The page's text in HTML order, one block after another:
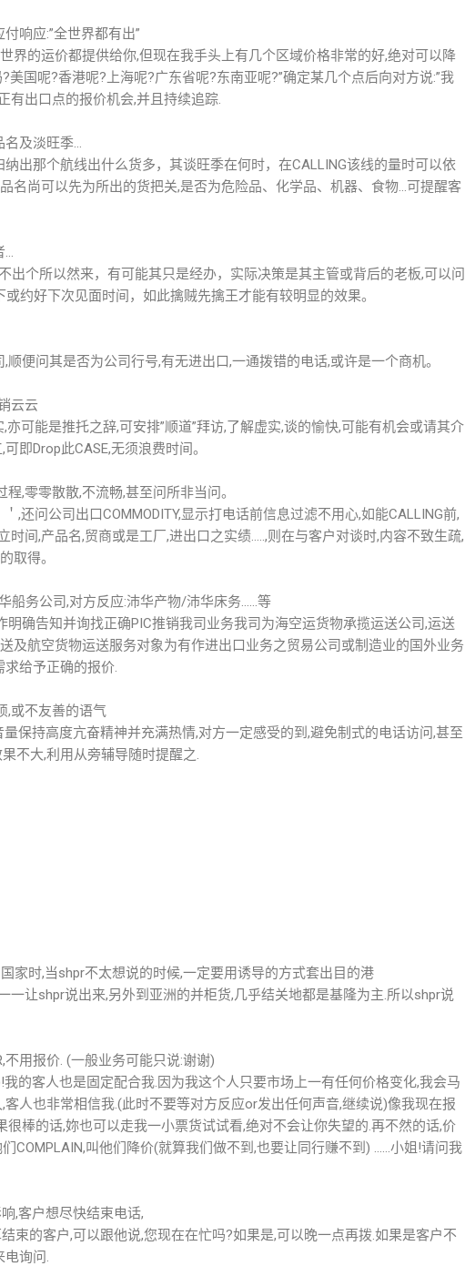
响应:”全世界都有出”
界的运价都提供给你,但现在我手头上有几个区域价格非常的好,绝对可以降
国呢?香港呢?上海呢?广东省呢?东南亚呢?”确定某几个点后向对方说:”我
有出口点的报价机会,并且持续追踪.
名及淡旺季…
出那个航线出什么货多，其谈旺季在何时，在CALLING该线的量时可以依
名尚可以先为所出的货把关,是否为危险品、化学品、机器、食物…可提醒客
…
出个所以然来，有可能其只是经办，实际决策是其主管或背后的老板,可以问
约好下次见面时间，如此擒贼先擒王才能有较明显的效果。
便问其是否为公司行号,有无进出口,一通拨错的电话,或许是一个商机。
云云
亦可能是推托之辞,可安排”顺道”拜访,了解虚实,谈的愉快,可能有机会或请其介
即Drop此CASE,无须浪费时间。
,零零散散,不流畅,甚至问所非当问。
,还问公司出口COMMODITY,显示打电话前信息过滤不用心,如能CALLING前,
时间,产品名,贸商或是工厂,进出口之实绩…..,则在与客户对谈时,内容不致生疏,
取得。
船务公司,对方反应:沛华产物/沛华床务……等
明确告知并询找正确PIC推销我司业务我司为海空运货物承揽运送公司,运送
及航空货物运送服务对象为有作进出口业务之贸易公司或制造业的国外业务
求给予正确的报价.
,或不友善的语气
保持高度亢奋精神并充满热情,对方一定感受的到,避免制式的电话访问,甚至
不大,利用从旁辅导随时提醒之.
家时,当shpr不太想说的时候,一定要用诱导的方式套出目的港
一让shpr说出来,另外到亚洲的并柜货,几乎结关地都是基隆为主.所以shpr说
不用报价. (一般业务可能只说:谢谢)
的客人也是固定配合我.因为我这个人只要市场上一有任何价格变化,我会马
客人也非常相信我.(此时不要等对方反应or发出任何声音,继续说)像我现在报
很棒的话,妳也可以走我一小票货试试看,绝对不会让你失望的.再不然的话,价
COMPLAIN,叫他们降价(就算我们做不到,也要让同行赚不到) ……小姐!请问我
,客户想尽快结束电话,
束的客户,可以跟他说,您现在在忙吗?如果是,可以晚一点再拨.如果是客户不
电询问.